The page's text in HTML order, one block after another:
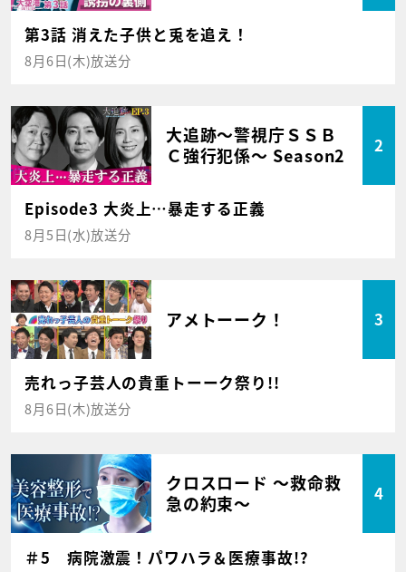
第3話 消えた子供と兎を追え！
8月6日(木)放送分
大追跡～警視庁ＳＳＢ
Ｃ強行犯係～ Season2
2
Episode3 大炎上…暴走する正義
8月5日(水)放送分
アメトーーク！ 3
売れっ子芸人の貴重トーーク祭り!!
8月6日(木)放送分
クロスロード ～救命救
急の約束～
4
＃5 病院激震！パワハラ＆医療事故!?